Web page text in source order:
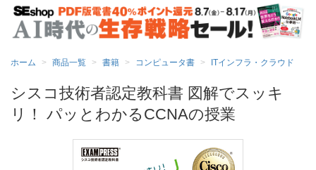
ホーム 商品一覧 書籍 コンピュータ書 ITインフラ・クラウド
シスコ技術者認定教科書 図解でスッキ
リ！ パッとわかるCCNAの授業